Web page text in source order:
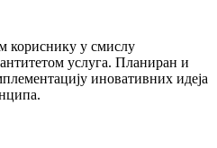
кориснику у смислу
услуга. Планиран и
иновативних идеја